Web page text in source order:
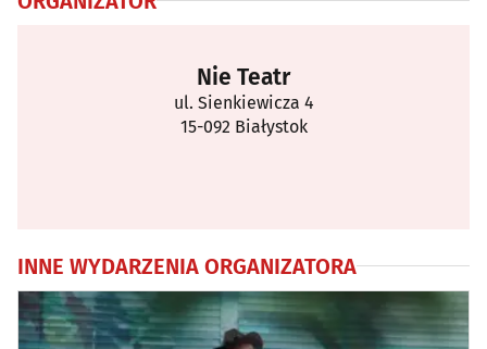
Nie Teatr
ul. Sienkiewicza 4
15-092 Białystok
INNE WYDARZENIA ORGANIZATORA